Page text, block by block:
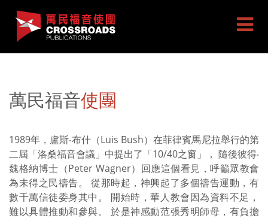
萬民福音使團
1989年，盧斯‧布什（Luis Bush）在菲律賓馬尼拉舉行的第
二屆「洛桑福音會議」中提出了「10/40之窗」， 隨後彼得‧
魏格納博士（Peter Wagner）回應這個看見，呼籲眾教會
為未得之民禱告。 從那時起，神興起了多個禱告運動，有
數千萬信徒委身其中。 開始時，華人教會因為資料不足，
難以具體推動和參與。 於是神感動范張秀明師母，有負擔